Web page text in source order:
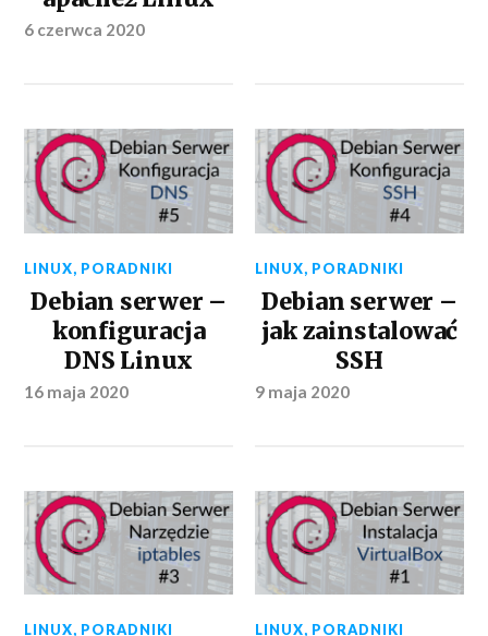
6 czerwca 2020
LINUX, PORADNIKI
Debian serwer –
konfiguracja
DNS Linux
16 maja 2020
LINUX, PORADNIKI
Debian serwer –
jak zainstalować
SSH
9 maja 2020
LINUX, PORADNIKI LINUX, PORADNIKI